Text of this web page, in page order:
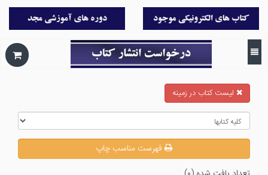
ليست كتاب در زمينه
فهرست مناسب چاپ